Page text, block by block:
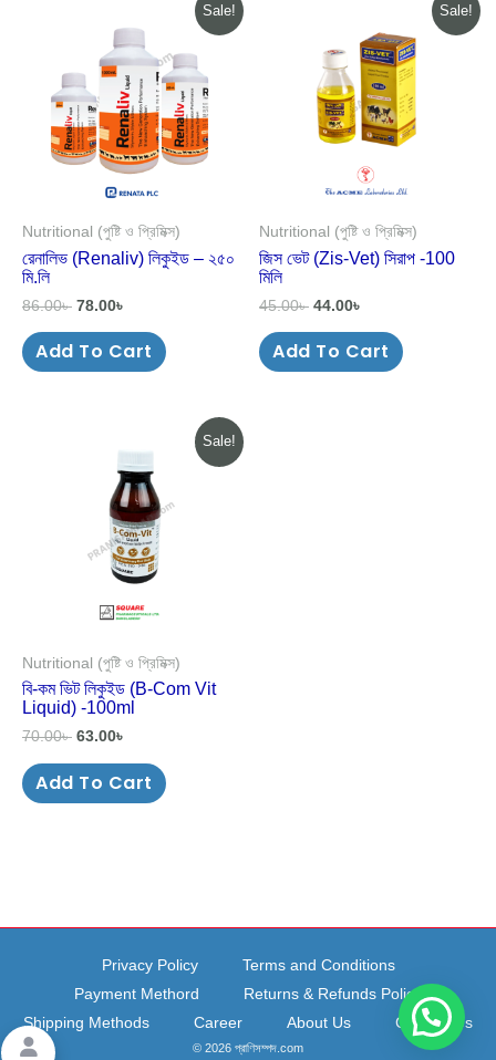
Sale!
Nutritional (পুষ্টি ও প্রিমিক্স)
রেনালিভ (Renaliv) লিকুইড – ২৫০
মি.লি
86.00৳
86.00৳ .
78.00৳
is:
78.00৳ .
Add To Cart
Sale!
Nutritional (পুষ্টি ও প্রিমিক্স)
জিস ভেট (Zis-Vet) সিরাপ -100
মিলি
45.00৳
45.00৳ .
44.00৳
is:
44.00৳ .
Add To Cart
Sale!
Nutritional (পুষ্টি ও প্রিমিক্স)
বি-কম ভিট লিকুইড (B-Com Vit
Liquid) -100ml
70.00৳
70.00৳ .
63.00৳
price
is:
63.00৳ .
Add To Cart
Privacy Policy
Terms and Conditions
Payment Methord
Returns & Refunds Policy
Shipping Methods
Career About Us Contact Us
© 2026 প্রাণিসম্পদ.com